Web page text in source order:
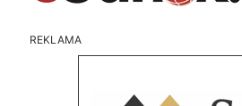
REKLAMA